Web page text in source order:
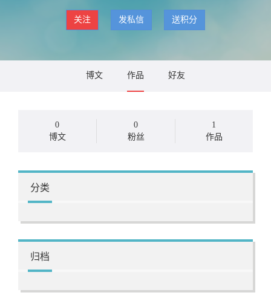
关注 发私信 送积分
博文 作品 好友
0
博文
0
粉丝
1
作品
分类
归档